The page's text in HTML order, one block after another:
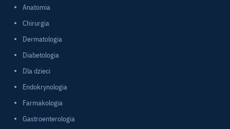
Anatomia
Chirurgia
Dermatologia
Diabetologia
Dla dzieci
Endokrynologia
Farmakologia
Gastroenterologia